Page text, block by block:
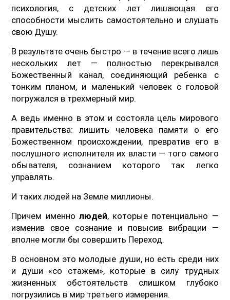
психология, с детских лет лишающая его
способности мыслить самостоятельно и слушать
свою Душу.
В результате очень быстро — в течение всего лишь
нескольких лет — полностью перекрывался
Божественный канал, соединяющий ребенка с
тонким планом, и маленький человек с головой
погружался в трехмерный мир.
А ведь именно в этом и состояла цель мирового
правительства: лишить человека памяти о его
Божественном происхождении, превратив его в
послушного исполнителя их власти — того самого
обывателя, сознанием которого так легко
управлять.
И таких людей на Земле миллионы.
Причем именно людей, которые потенциально —
изменив свое сознание и повысив вибрации —
вполне могли бы совершить Переход.
В основном это молодые души, но есть среди них
и души «со стажем», которые в силу трудных
жизненных обстоятельств слишком глубоко
погрузились в мир третьего измерения.